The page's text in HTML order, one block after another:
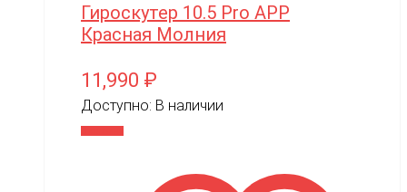
Гироскутер 10.5 Pro APP
Красная Молния
11,990 ₽
Доступно: В наличии